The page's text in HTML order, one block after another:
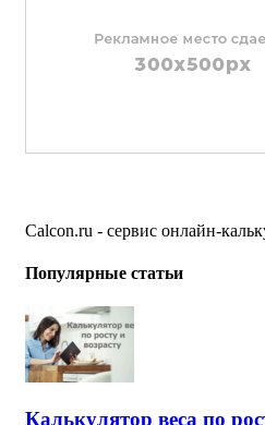
Calcon.ru - сервис онлайн-
Популярные статьи
Калькулятор веса по